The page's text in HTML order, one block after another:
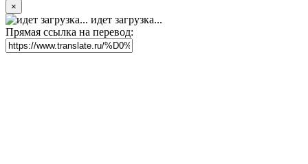
×
идет загрузка...
Прямая ссылка на перевод: